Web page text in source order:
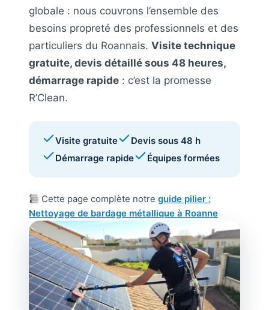
globale : nous couvrons l’ensemble des
besoins propreté des professionnels et des
particuliers du Roannais. Visite technique
gratuite, devis détaillé sous 48 heures,
démarrage rapide : c’est la promesse
R’Clean.
Visite gratuite
Devis sous 48 h
Démarrage rapide
Équipes formées
Cette page complète notreguide pilier :
Nettoyage de bardage métallique à Roanne